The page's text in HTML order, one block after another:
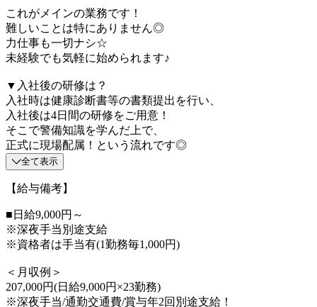
これがメインの業務です！
難しいことは特にありません◎
力仕事も一切ナシ☆
未経験でも気軽に始められます♪
▼入社後の研修は？
入社時は健康診断書等の書類提出を行い、
入社後は4日間の研修をご用意！
そこで警備知識を学んだ上で、
正式に現場配属！という流れです◎
全て表示
【給与備考】
■日給9,000円～
※深夜手当別途支給
※資格者は手当有(1勤務毎1,000円)
＜月収例＞
207,000円(日給9,000円×23勤務)
※深夜手当/通勤交通費/賞与年2回別途支給！